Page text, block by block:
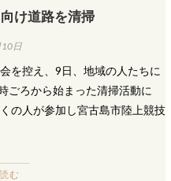
け道路を清掃
日
を控え、9日、地域の人たちに
ごろから始まった清掃活動に
の人が参加し宮古島市陸上競技
む